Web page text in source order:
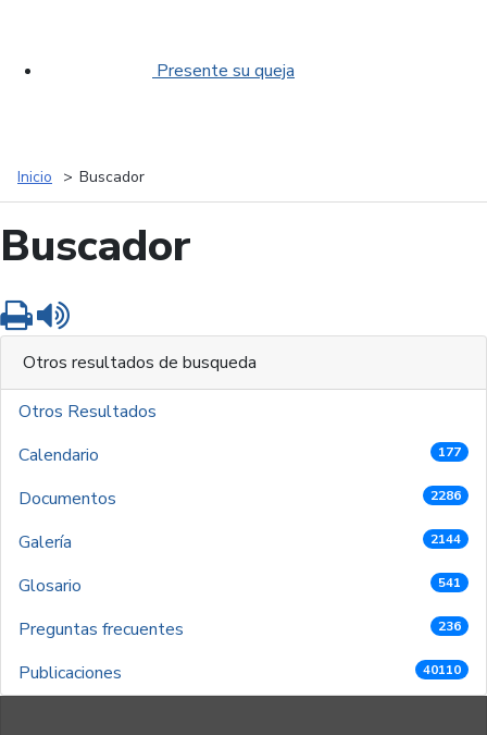
Presente su queja
Inicio Buscador
Buscador
Imprimir
Otros resultados de busqueda
Otros Resultados
Calendario
177
Documentos 2286
Galería 2144
Glosario 541
Preguntas frecuentes 236
Publicaciones 40110